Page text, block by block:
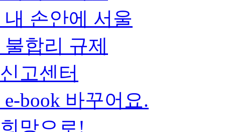
내 손안에 서울
불합리 규제
신고센터
e-book 바꾸어요.
희망으로!